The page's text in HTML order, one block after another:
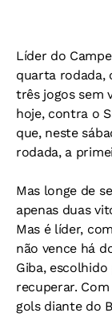
Líder do
quarta rodada,
três jogos sem
hoje, contra o
que, neste
rodada, a
Mas longe de
apenas duas
Mas é líder,
não vence há
Giba,
recuperar.
gols diante do